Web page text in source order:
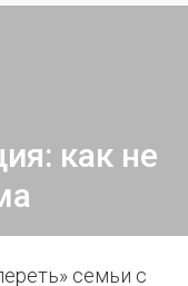
как не
семьи с